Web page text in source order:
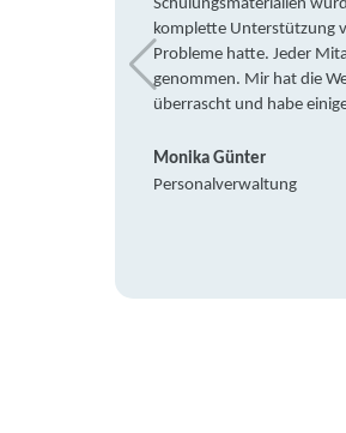
Schulungsmaterialien
komplette Unterstützung
Probleme hatte. Jeder
genommen. Mir hat die
überrascht und habe
Monika Günter
Personalverwaltung